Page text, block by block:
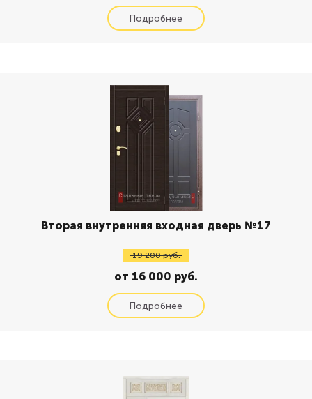
Вторая внутренняя входная дверь №17
19 200 руб.
от 16 000 руб.